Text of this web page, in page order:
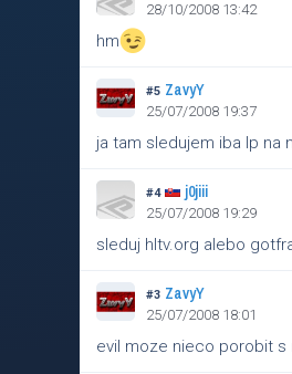
28/10/2008 13:42
hm
#5 ZavyY
25/07/2008 19:37
ja tam sledujem iba Ip na
#4 j0jiii
25/07/2008 19:29
sleduj hltv.org alebo
#3 ZavyY
25/07/2008 18:01
evil moze nieco porobit s